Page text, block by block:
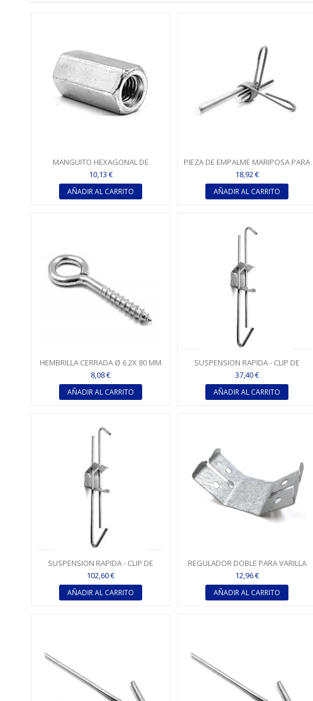
MANGUITO HEXAGONAL DE
EMPALME PARA VARILLA M6 - 20 MM
10,13 €
AÑADIR AL CARRITO
PIEZA DE EMPALME MARIPOSA PARA
VARILLA M 6
18,92 €
AÑADIR AL CARRITO
HEMBRILLA CERRADA Ø 6 2X 80 MM
8,08 €
AÑADIR AL CARRITO
SUSPENSION RAPIDA - CLIP DE
CUELGUE 180 X 300 MM
37,40 €
AÑADIR AL CARRITO
SUSPENSION RAPIDA - CLIP DE
CUELGUE 1.000 X 2.000 MM
102,60 €
AÑADIR AL CARRITO
REGULADOR DOBLE PARA VARILLA
LISA Ø 4
12,96 €
AÑADIR AL CARRITO